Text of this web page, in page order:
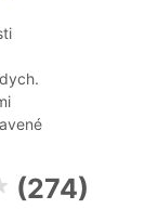
(274)